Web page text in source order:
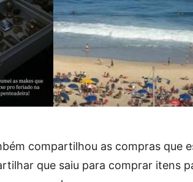
compartilhou as compras que
que saiu para comprar itens